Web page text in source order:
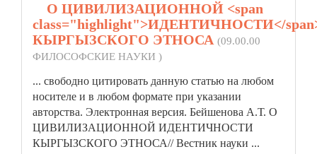
О ЦИВИЛИЗАЦИОННОЙ <span
class="highlight">ИДЕНТИЧНОСТИ</
КЫРГЫЗСКОГО ЭТНОСА (09.00.00
ФИЛОСОФСКИЕ НАУКИ )
... свободно цитировать данную статью на любом
носителе и в любом формате при указании
авторства. Электронная версия. Бейшенова А.Т. О
ЦИВИЛИЗАЦИОННОЙ ИДЕНТИЧНОСТИ
КЫРГЫЗСКОГО ЭТНОСА// Вестник науки ...